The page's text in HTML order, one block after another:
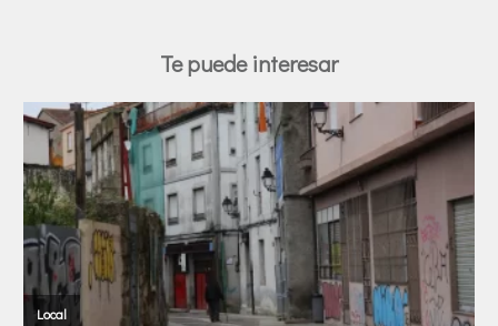
Te puede interesar